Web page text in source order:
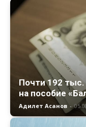
Почти 192 тыс.
на пособие
Адилет Асанов -